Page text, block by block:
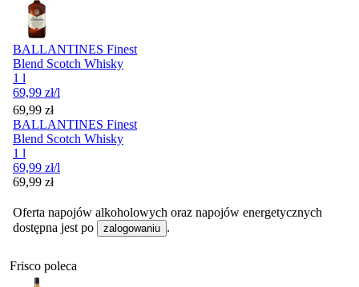
BALLANTINES Finest
Blend Scotch Whisky
1 l
69,99 zł/l
Cena
69,99 zł
BALLANTINES Finest
Blend Scotch Whisky
1 l
69,99 zł/l
Cena
69,99 zł
Oferta napojów alkoholowych oraz napojów energetycznych
dostępna jest po
zalogowaniu .
Frisco poleca